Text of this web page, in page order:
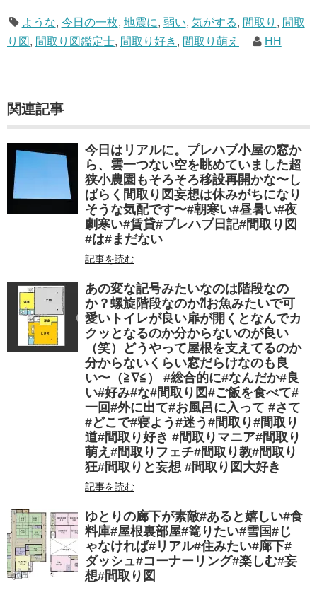
ような, 今日の一枚, 地震に, 弱い, 気がする, 間取り , 間取
り図 , 間取り図鑑定士, 間取り好き , 間取り萌え HH
関連記事
今日はリアルに。プレハブ小屋の窓か
ら、雲一つない空を眺めていました超
狭小農園もそろそろ移設再開かな〜し
ばらく間取り図妄想は休みがちになり
そうな気配です〜#朝寒い#昼暑い#夜
劇寒い#賃貸#プレハブ日記#間取り図
#は#まだない
記事を読む
あの変な記号みたいなのは階段なの
か？螺旋階段なのか⁈お魚みたいで可
愛いトイレが良い扉が開くとなんでカ
クッとなるのか分からないのが良い
（笑）どうやって屋根を支えてるのか
分からないくらい窓だらけなのも良
い〜（≧∇≦） #総合的に#なんだか#良
い#好み#な#間取り図#ご飯を食べて#
一回#外に出て#お風呂に入って #さて
#どこで#寝よう#迷う#間取り#間取り
道#間取り好き #間取りマニア#間取り
萌え#間取りフェチ#間取り教#間取り
狂#間取りと妄想 #間取り図大好き
記事を読む
ゆとりの廊下が素敵#あると嬉しい#食
料庫#屋根裏部屋#篭りたい#雪国#じ
ゃなければ#リアル#住みたい#廊下#
ダッシュ#コーナーリング#楽しむ#妄
想#間取り図